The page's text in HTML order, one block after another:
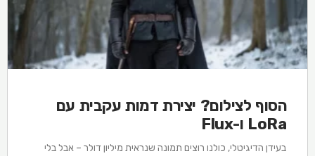
הסוף לצילום? יצירת דמות עקבית עם
LoRa ו-Flux
בעידן הדיגיטלי, כולנו רוצים תמונה שנראית מיליון דולר – אבל בלי